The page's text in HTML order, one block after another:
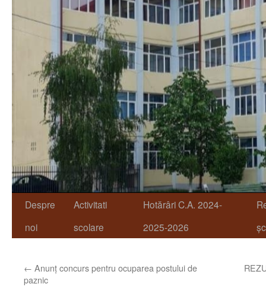
Despre
noi
Activitati
scolare
Hotărâri C.A. 2024-
2025-2026
← Anunț concurs pentru ocuparea postului de
paznic